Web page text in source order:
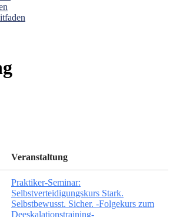
Veranstaltung
Praktiker-Seminar:
Selbstverteidigungskurs Stark.
Selbstbewusst. Sicher. -Folgekurs zum
Deeskalationstraining-